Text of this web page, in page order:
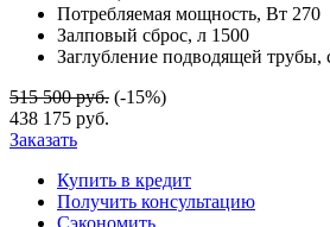
Потребляемая мощность, Вт 270
Залповый сброс, л 1500
Заглубление подводящей трубы,
515 500 руб. (-15%)
438 175 руб.
Заказать
Купить в кредит
Получить консультацию
Сэкономить